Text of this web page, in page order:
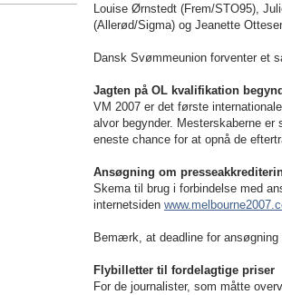
Louise Ørnstedt (Frem/STO95),
(Allerød/Sigma) og Jeanette
Dansk Svømmeunion forventer et
Jagten på OL kvalifikation
VM 2007 er det første
alvor begynder. Mesterskaberne
eneste chance for at opnå de
Ansøgning om
Skema til brug i forbindelse med
internetsiden
Bemærk, at deadline for
Flybilletter til fordelagtige priser
For de journalister, som måtte